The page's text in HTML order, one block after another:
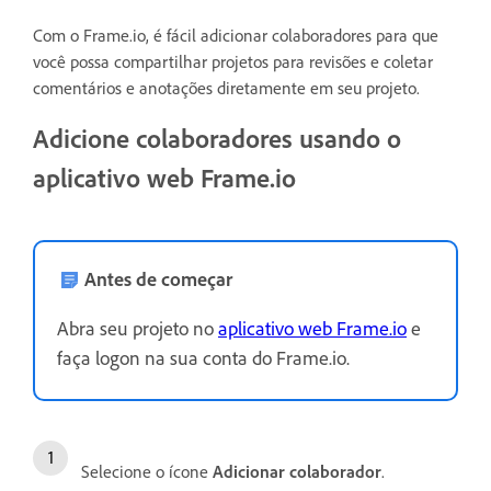
Com o Frame.io, é fácil adicionar colaboradores para que
você possa compartilhar projetos para revisões e coletar
comentários e anotações diretamente em seu projeto.
Adicione colaboradores usando o
aplicativo web Frame.io
Antes de começar
Abra seu projeto noaplicativo web Frame.ioe
faça logon na sua conta do Frame.io.
Selecione o ícone Adicionar colaborador.